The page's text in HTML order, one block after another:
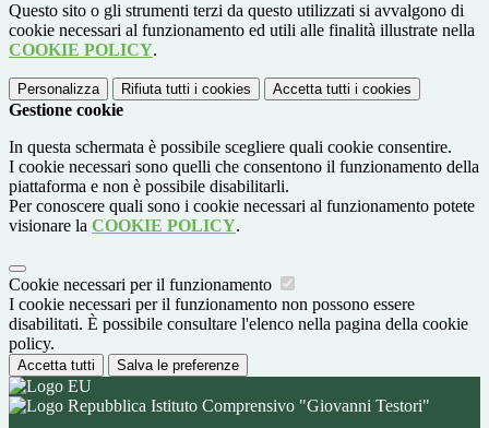
Questo sito o gli strumenti terzi da questo utilizzati si avvalgono di
cookie necessari al funzionamento ed utili alle finalità illustrate nella
COOKIE POLICY.
Personalizza Rifiuta tutti i cookies Accetta tutti i cookies
Gestione cookie
In questa schermata è possibile scegliere quali cookie consentire.
I cookie necessari sono quelli che consentono il funzionamento della
piattaforma e non è possibile disabilitarli.
Per conoscere quali sono i cookie necessari al funzionamento potete
visionare la COOKIE POLICY.
Cookie necessari per il funzionamento
I cookie necessari per il funzionamento non possono essere
disabilitati. È possibile consultare l'elenco nella pagina della cookie
policy.
Accetta tutti Salva le preferenze
Istituto Comprensivo "Giovanni Testori"